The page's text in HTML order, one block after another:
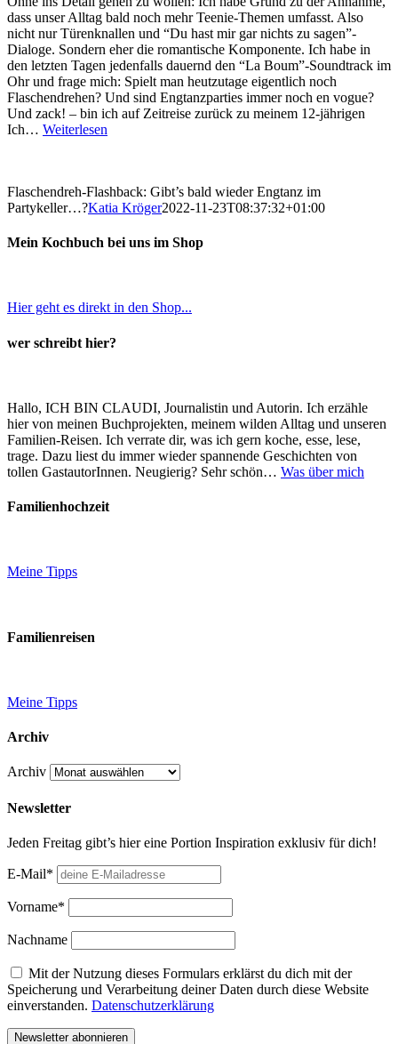
dass unser Alltag bald noch mehr Teenie-Themen umfasst. Also
nicht nur Türenknallen und “Du hast mir gar nichts zu sagen”-
Dialoge. Sondern eher die romantische Komponente. Ich habe in
den letzten Tagen jedenfalls dauernd den “La Boum”-Soundtrack im
Ohr und frage mich: Spielt man heutzutage eigentlich noch
Flaschendrehen? Und sind Engtanzparties immer noch en vogue?
Und zack! – bin ich auf Zeitreise zurück zu meinem 12-jährigen
Ich… Weiterlesen
Flaschendreh-Flashback: Gibt’s bald wieder Engtanz im
Partykeller…?Katia Kröger2022-11-23T08:37:32+01:00
Mein Kochbuch bei uns im Shop
Hier geht es direkt in den Shop...
wer schreibt hier?
Hallo, ICH BIN CLAUDI, Journalistin und Autorin. Ich erzähle
hier von meinen Buchprojekten, meinem wilden Alltag und unseren
Familien-Reisen. Ich verrate dir, was ich gern koche, esse, lese,
trage. Dazu liest du immer wieder spannende Geschichten von
tollen GastautorInnen. Neugierig? Sehr schön… Was über mich
Familienhochzeit
Meine Tipps
Familienreisen
Meine Tipps
Archiv
Archiv
Newsletter
Jeden Freitag gibt’s hier eine Portion Inspiration exklusiv für dich!
E-Mail*
Vorname*
Nachname
Mit der Nutzung dieses Formulars erklärst du dich mit der
Speicherung und Verarbeitung deiner Daten durch diese Website
einverstanden. Datenschutzerklärung